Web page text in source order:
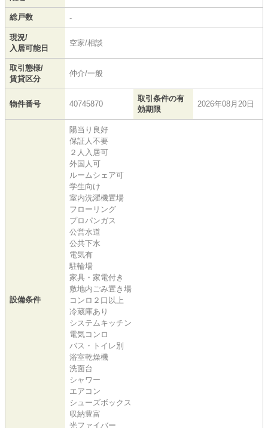
総戸数 -
現況/
入居可能日
空家/相談
取引態様/
賃貸区分
仲介/一般
物件番号 40745870
取引条件の有
効期限
2026年08月20日
設備条件
陽当り良好
保証人不要
２人入居可
外国人可
ルームシェア可
学生向け
室内洗濯機置場
フローリング
プロパンガス
公営水道
公共下水
電気有
駐輪場
家具・家電付き
敷地内ごみ置き場
コンロ２口以上
冷蔵庫あり
システムキッチン
電気コンロ
バス・トイレ別
浴室乾燥機
洗面台
シャワー
エアコン
シューズボックス
収納豊富
光ファイバー